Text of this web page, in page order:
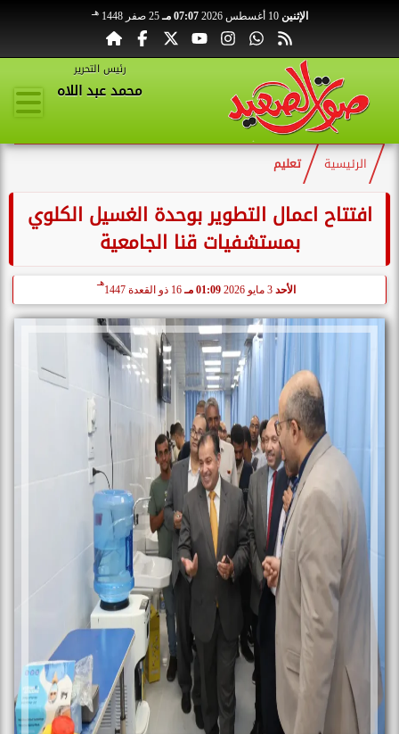
الإثنين 10 أغسطس 2026 07:07 مـ 25 صفر 1448 هـ
رئيس التحرير
محمد عبد اللاه
الرئيسية تعليم
افتتاح اعمال التطوير بوحدة الغسيل الكلوي
بمستشفيات قنا الجامعية
الأحد 3 مايو 2026 01:09 مـ 16 ذو القعدة 1447
هـ